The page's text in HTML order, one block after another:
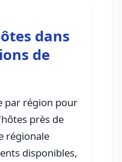
dans
de
par région pour
près de
régionale
disponibles,